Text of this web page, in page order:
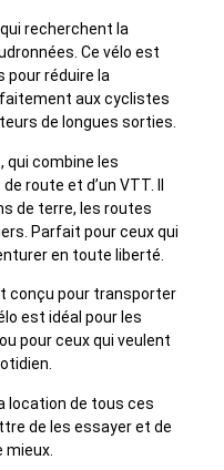
recherchent la
Ce vélo est
pour réduire la
aux cyclistes
de longues sorties.
qui combine les
route et d’un VTT. Il
de terre, les routes
Parfait pour ceux qui
en toute liberté.
conçu pour transporter
est idéal pour les
pour ceux qui veulent
location de tous ces
de les essayer et de
mieux.